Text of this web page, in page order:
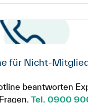
für Nicht-
beantworten
Tel. 0900